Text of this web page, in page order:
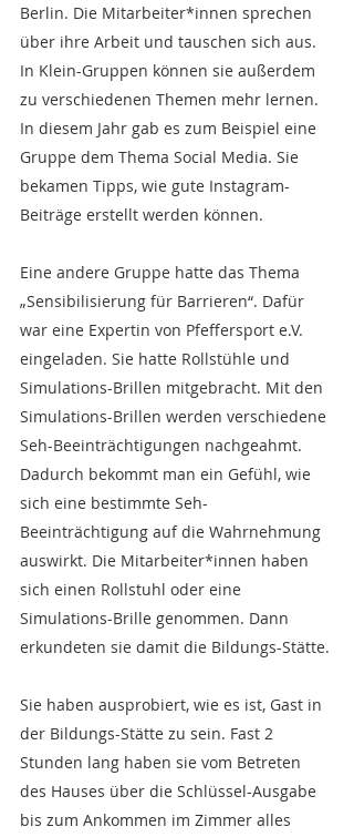
Berlin. Die Mitarbeiter*innen sprechen
über ihre Arbeit und tauschen sich aus.
In Klein-Gruppen können sie außerdem
zu verschiedenen Themen mehr lernen.
In diesem Jahr gab es zum Beispiel eine
Gruppe dem Thema Social Media. Sie
bekamen Tipps, wie gute Instagram-
Beiträge erstellt werden können.
Eine andere Gruppe hatte das Thema
„Sensibilisierung für Barrieren“. Dafür
war eine Expertin von Pfeffersport e.V.
eingeladen. Sie hatte Rollstühle und
Simulations-Brillen mitgebracht. Mit den
Simulations-Brillen werden verschiedene
Seh-Beeinträchtigungen nachgeahmt.
Dadurch bekommt man ein Gefühl, wie
sich eine bestimmte Seh-
Beeinträchtigung auf die Wahrnehmung
auswirkt. Die Mitarbeiter*innen haben
sich einen Rollstuhl oder eine
Simulations-Brille genommen. Dann
erkundeten sie damit die Bildungs-Stätte.
Sie haben ausprobiert, wie es ist, Gast in
der Bildungs-Stätte zu sein. Fast 2
Stunden lang haben sie vom Betreten
des Hauses über die Schlüssel-Ausgabe
bis zum Ankommen im Zimmer alles